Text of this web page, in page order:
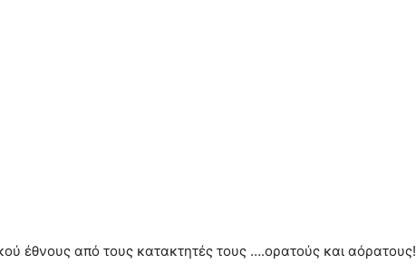
έθνους από τους κατακτητές τους ….ορατούς και αόρατους!